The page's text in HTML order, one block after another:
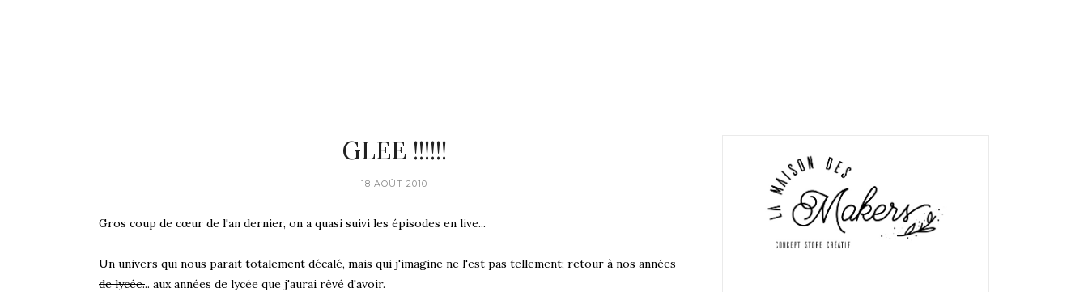
GLEE !!!!!!
18 AOÛT 2010
Gros coup de cœur de l'an dernier, on a quasi suivi les épisodes en live...
Un univers qui nous parait totalement décalé, mais qui j'imagine ne l'est pas tellement; retour à nos années
de lycée... aux années de lycée que j'aurai rêvé d'avoir.